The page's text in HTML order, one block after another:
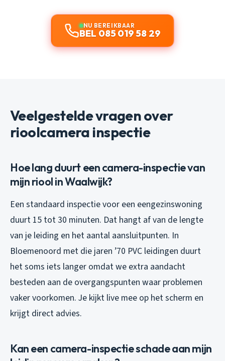
NU BEREIKBAAR
BEL 085 019 58 29
Veelgestelde vragen over
rioolcamera inspectie
Hoe lang duurt een camera-inspectie van
mijn riool in Waalwijk?
Een standaard inspectie voor een eengezinswoning
duurt 15 tot 30 minuten. Dat hangt af van de lengte
van je leiding en het aantal aansluitpunten. In
Bloemenoord met die jaren ’70 PVC leidingen duurt
het soms iets langer omdat we extra aandacht
besteden aan de overgangspunten waar problemen
vaker voorkomen. Je kijkt live mee op het scherm en
krijgt direct advies.
Kan een camera-inspectie schade aan mijn